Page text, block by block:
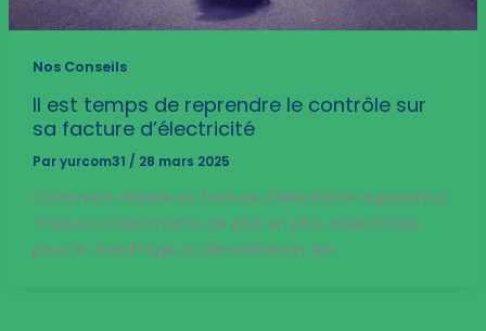
Nos Conseils
Il est temps de reprendre le contrôle sur
sa facture d’électricité
Paryurcom31 / 28 mars 2025
Comment réduire sa facture d’électricité aujourd’hui
? Nous consommons de plus en plus d’électricité
pour le chauffage, la climatisation, les